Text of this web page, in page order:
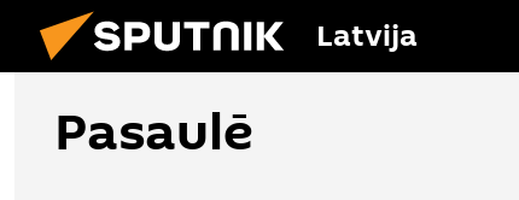
Latvija
Pasaulē